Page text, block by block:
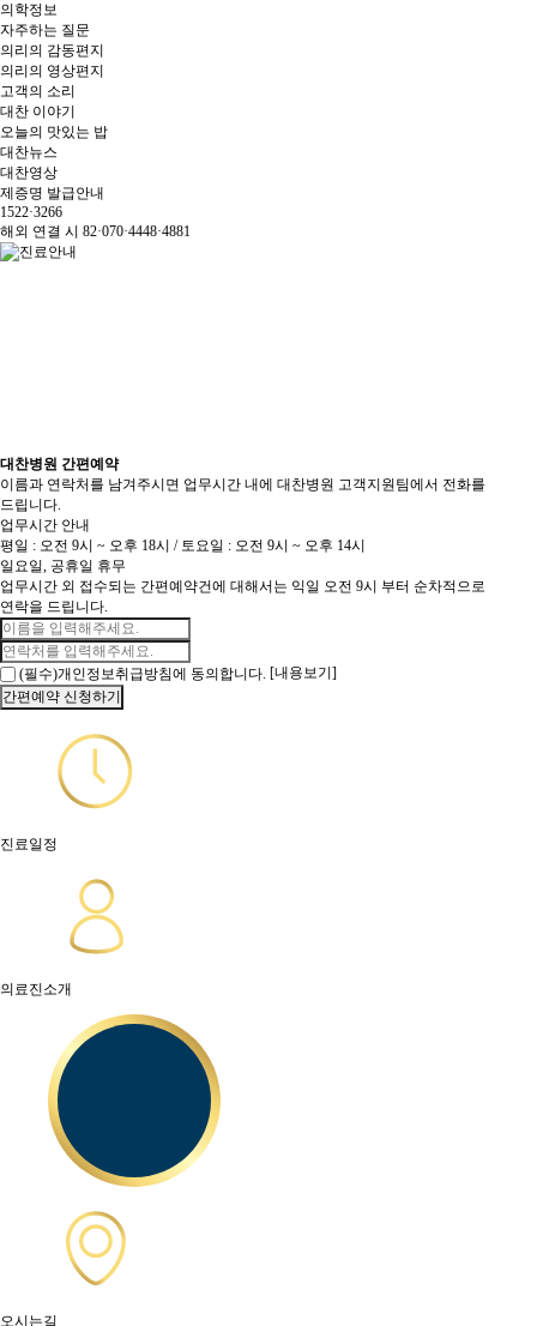
의학정보
자주하는 질문
의리의 감동편지
의리의 영상편지
고객의 소리
대찬 이야기
오늘의 맛있는 밥
대찬뉴스
대찬영상
제증명 발급안내
1522·3266
해외 연결 시 82·070·4448·4881
대찬병원 간편예약
이름과 연락처를 남겨주시면 업무시간 내에 대찬병원 고객지원팀에서 전화를
드립니다.
업무시간 안내
평일 : 오전 9시 ~ 오후 18시 / 토요일 : 오전 9시 ~ 오후 14시
일요일, 공휴일 휴무
업무시간 외 접수되는 간편예약건에 대해서는 익일 오전 9시 부터 순차적으로
연락을 드립니다.
(필수)개인정보취급방침에 동의합니다. [내용보기]
진료일정
의료진소개
오시는길